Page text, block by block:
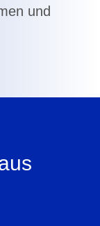
und